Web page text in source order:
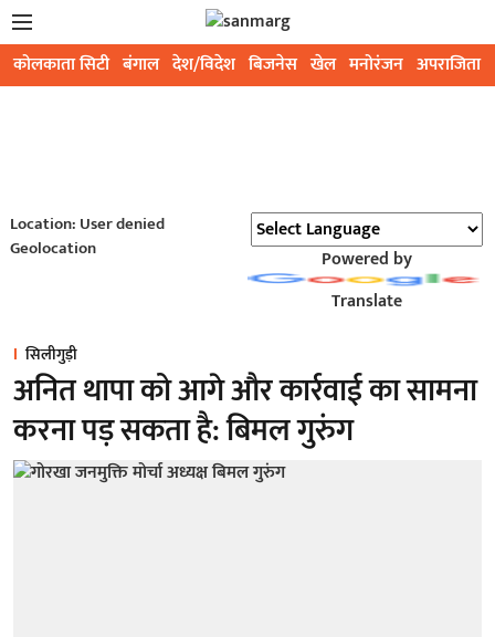
कोलकाता सिटी बंगाल देश/विदेश बिजनेस खेल मनोरंजन अपराजिता
Location: User denied
Geolocation
Powered by
Translate
सिलीगुड़ी
अनित थापा को आगे और कार्रवाई का सामना
करना पड़ सकता है: बिमल गुरुंग